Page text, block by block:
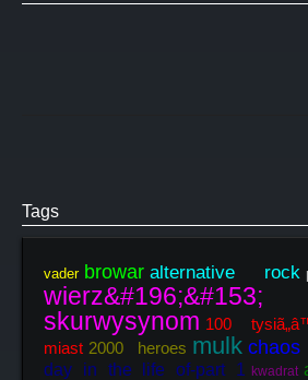
Tags
vader browar alternative rock
wierz&#196;&#153;
skurwysynom 100
miast 2000 heroes mulk chaos
day in the life of-part 1
kwadrat